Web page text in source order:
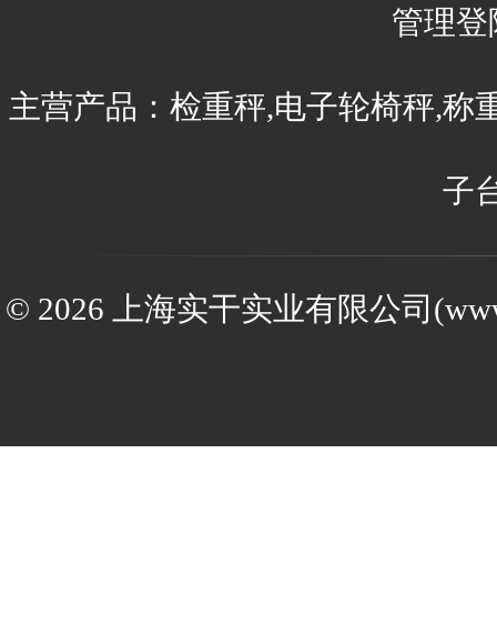
管理登
主营产品：检重秤,电子轮椅秤,称
子
© 2026 上海实干实业有限公司